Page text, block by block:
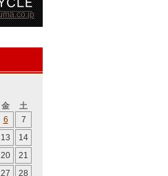
金
土
6
7
13
14
20
21
27 28